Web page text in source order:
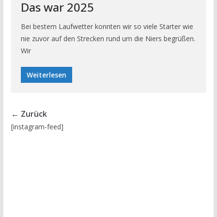
Das war 2025
Bei bestem Laufwetter konnten wir so viele Starter wie
nie zuvor auf den Strecken rund um die Niers begrüßen.
Wir
Weiterlesen
← Zurück
[instagram-feed]